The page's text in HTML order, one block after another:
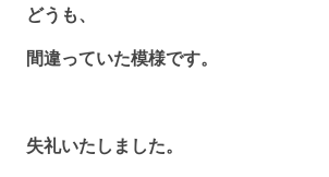
どうも、
間違っていた模様です。
失礼いたしました。